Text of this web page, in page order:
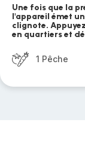
Une fois que la
l'appareil émet
clignote.
en quartiers et
1 Pêche